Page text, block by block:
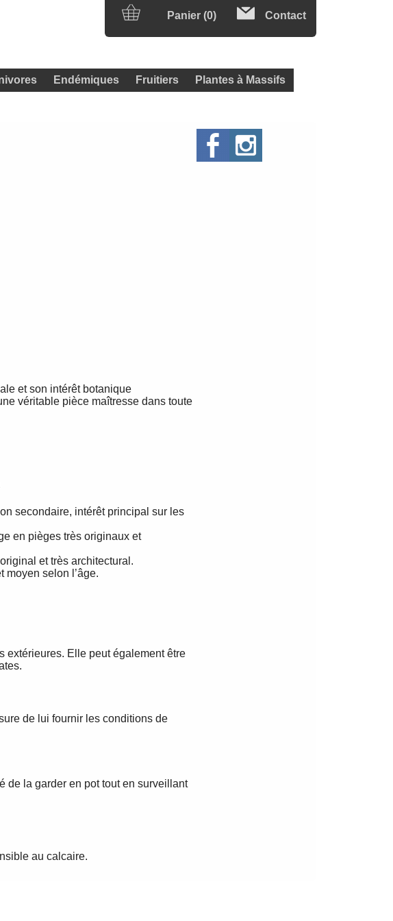
Panier (0) Contact
Endémiques Fruitiers
Plantes à Massifs
et son intérêt botanique
véritable pièce maîtresse dans toute
secondaire, intérêt principal sur les
en pièges très originaux et
et très architectural.
moyen selon l’âge.
extérieures. Elle peut également être
de lui fournir les conditions de
de la garder en pot tout en surveillant
au calcaire.